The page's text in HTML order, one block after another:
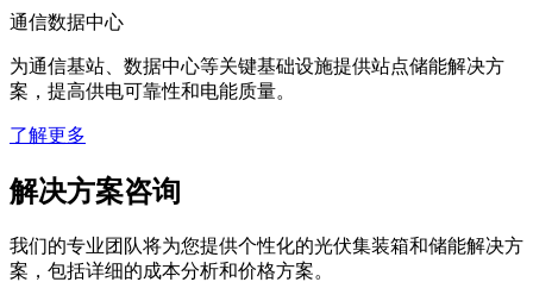
通信数据中心
为通信基站、数据中心等关键基础设施提供站点储能解决方
案，提高供电可靠性和电能质量。
了解更多
解决方案咨询
我们的专业团队将为您提供个性化的光伏集装箱和储能解决方
案，包括详细的成本分析和价格方案。